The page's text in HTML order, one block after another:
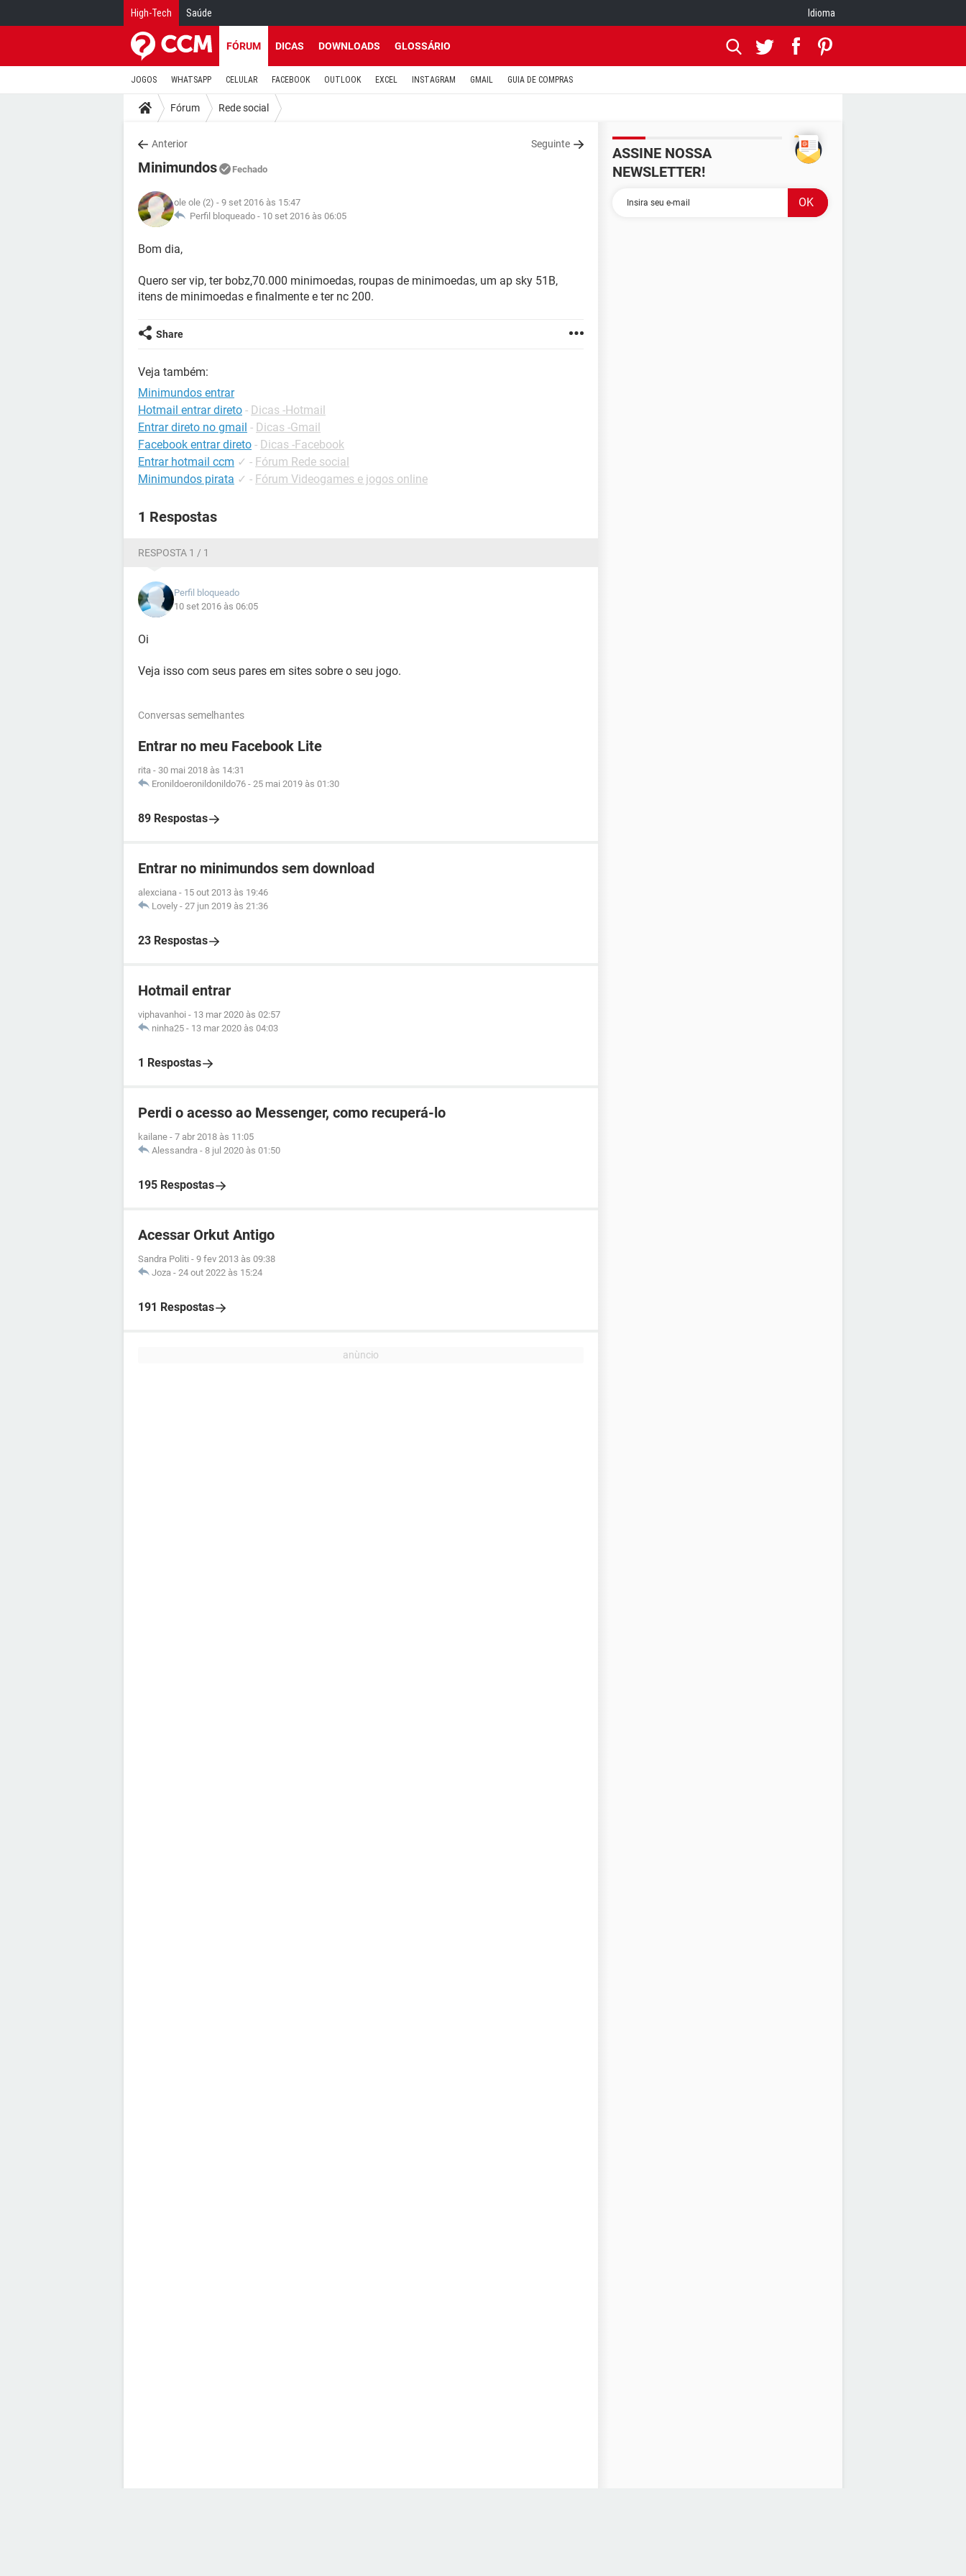
High-Tech Saúde Idioma
FÓRUM DICAS DOWNLOADS GLOSSÁRIO
JOGOS WHATSAPP CELULAR FACEBOOK OUTLOOK EXCEL INSTAGRAM GMAIL GUIA DE COMPRAS
Fórum Rede social
Anterior Seguinte
Minimundos Fechado
ole ole (2) - 9 set 2016 às 15:47
Perfil bloqueado - 10 set 2016 às 06:05
Bom dia,
Quero ser vip, ter bobz,70.000 minimoedas, roupas de minimoedas, um ap sky 51B,
itens de minimoedas e finalmente e ter nc 200.
Share
Veja também:
Minimundos entrar
Hotmail entrar direto - Dicas -Hotmail
Entrar direto no gmail - Dicas -Gmail
Facebook entrar direto - Dicas -Facebook
Entrar hotmail ccm ✓ - Fórum Rede social
Minimundos pirata ✓ - Fórum Videogames e jogos online
1 Respostas
RESPOSTA 1 / 1
Perfil bloqueado
10 set 2016 às 06:05
Oi
Veja isso com seus pares em sites sobre o seu jogo.
Conversas semelhantes
Entrar no meu Facebook Lite
rita - 30 mai 2018 às 14:31
Eronildoeronildonildo76 - 25 mai 2019 às 01:30
89 Respostas
Entrar no minimundos sem download
alexciana - 15 out 2013 às 19:46
Lovely - 27 jun 2019 às 21:36
23 Respostas
Hotmail entrar
viphavanhoi - 13 mar 2020 às 02:57
ninha25 - 13 mar 2020 às 04:03
1 Respostas
Perdi o acesso ao Messenger, como recuperá-lo
kailane - 7 abr 2018 às 11:05
Alessandra - 8 jul 2020 às 01:50
195 Respostas
Acessar Orkut Antigo
Sandra Politi - 9 fev 2013 às 09:38
Joza - 24 out 2022 às 15:24
191 Respostas
ASSINE NOSSA
NEWSLETTER!